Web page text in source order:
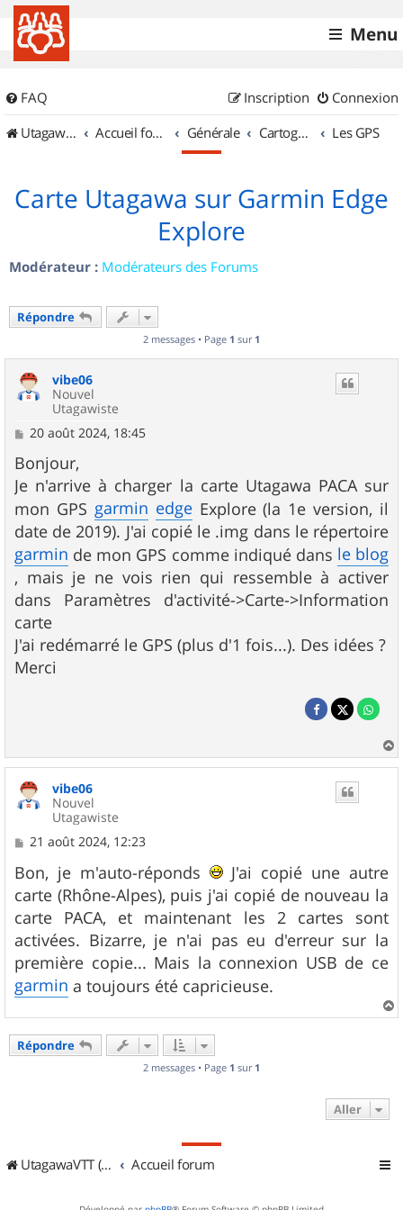
Menu
FAQ Connexion
Inscription
UtagawaVTT (Randos VTT et VTTAE avec traces GPS)
Accueil forum Générale Cartographie et GPS Les GPS
Carte Utagawa sur Garmin Edge
Explore
Modérateur : Modérateurs des Forums
Répondre
2 messages • Page 1 sur 1
vibe06
Nouvel
Utagawiste
M
s
s
a
g
e
20 août 2024, 18:45
Bonjour,
Je n'arrive à charger la carte Utagawa PACA sur
mon GPS garmin edgeExplore (la 1e version, il
date de 2019). J'ai copié le .img dans le répertoire
garmin de mon GPS comme indiqué dans le blog
, mais je ne vois rien qui ressemble à activer
dans Paramètres d'activité->Carte->Information
carte
J'ai redémarré le GPS (plus d'1 fois...). Des idées ?
Merci
a
vibe06
Nouvel
Utagawiste
M
s
s
a
g
e
21 août 2024, 12:23
Bon, je m'auto-réponds
J'ai copié une autre
carte (Rhône-Alpes), puis j'ai copié de nouveau la
carte PACA, et maintenant les 2 cartes sont
activées. Bizarre, je n'ai pas eu d'erreur sur la
première copie... Mais la connexion USB de ce
garmin a toujours été capricieuse.
a
Répondre
2 messages • Page 1 sur 1
Aller
UtagawaVTT (Randos VTT et VTTAE avec traces GPS) Accueil forum